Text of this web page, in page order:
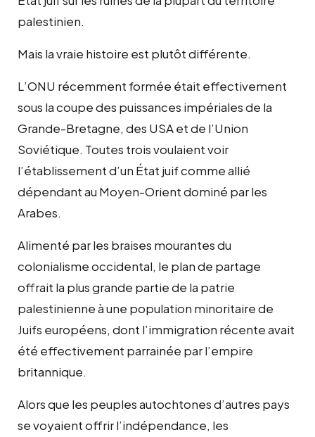
palestinien.
Mais la vraie histoire est plutôt différente.
L’ONU récemment formée était effectivement
sous la coupe des puissances impériales de la
Grande-Bretagne, des USA et de l’Union
Soviétique. Toutes trois voulaient voir
l’établissement d’un État juif comme allié
dépendant au Moyen-Orient dominé par les
Arabes.
Alimenté par les braises mourantes du
colonialisme occidental, le plan de partage
offrait la plus grande partie de la patrie
palestinienne à une population minoritaire de
Juifs européens, dont l’immigration récente avait
été effectivement parrainée par l’empire
britannique.
Alors que les peuples autochtones d’autres pays
se voyaient offrir l’indépendance, les